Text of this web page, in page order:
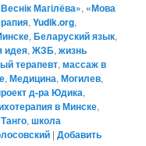
Магілёва», «Мова
,Yudik.org,
,Беларуский язык,
идея,ЖЗБ,жизнь
терапевт,массаж в
,Медицина,Могилев,
д-ра Юдика,
в Минске,
,школа
|Добавить